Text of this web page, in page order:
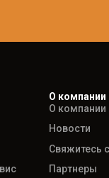
О компании
О компании
Новости
Свяжитесь
Партнеры